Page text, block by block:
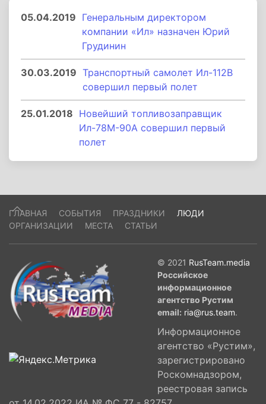
05.04.2019 Генеральным директором
компании «Ил» назначен Юрий
Грудинин
30.03.2019 Транспортный самолет Ил-112В
совершил первый полет
25.01.2018 Новейший топливозаправщик
Ил-78М-90А совершил первый
полет
ГЛАВНАЯ СОБЫТИЯ ПРАЗДНИКИ
ЛЮДИ
ОРГАНИЗАЦИИ
МЕСТА СТАТЬИ
© 2021 RusTeam.media
Российское
информационное
агентство Рустим
email: ria@rus.team.
Информационное
агентство «Рустим»,
зарегистрировано
Роскомнадзором,
реестровая запись